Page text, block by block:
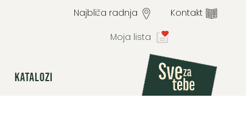
Najbliža radnja Kontakt
KATALOZI
Moja lista